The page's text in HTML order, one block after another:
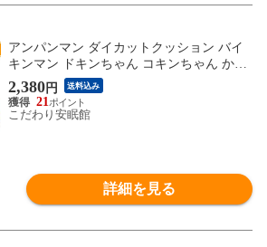
アンパンマン ダイカットクッション バイ
キンマン ドキンちゃん コキンちゃん かわ
いい キャラクター ギフト 出産祝い お誕生
日 ぬいぐるみ (約35×25cm/ アンパンマン)
【IHA-2220100APOR】
2,380円 送料込み
21
こだわり安眠館
詳細を見る